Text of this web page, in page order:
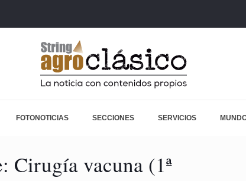
FOTONOTICIAS SECCIONES SERVICIOS
Cirugía vacuna (1ª